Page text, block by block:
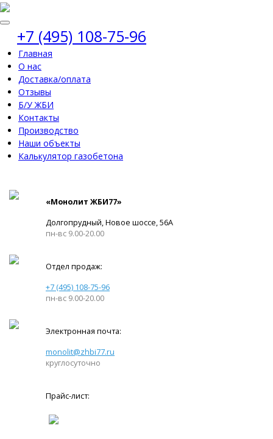
+7 (495) 108-75-96
Главная
О нас
Доставка/оплата
Отзывы
Б/У ЖБИ
Контакты
Производство
Наши объекты
Калькулятор газобетона
«Монолит ЖБИ77»
Долгопрудный, Новое шоссе, 56А
пн-вс 9.00-20.00
Отдел продаж:
+7 (495) 108-75-96
пн-вс 9.00-20.00
Электронная почта:
monolit@zhbi77.ru
круглосуточно
Прайс-лист: